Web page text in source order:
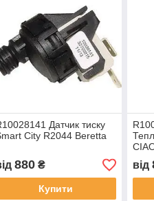
Датчик тиску
City R2044 Beretta
880₴
Купити
від